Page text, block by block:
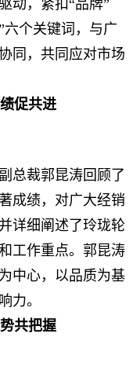
动，紧扣“品牌”
六个关键词，与广
同，共同应对市场
促共进
总裁郭昆涛回顾了
成绩，对广大经销
详细阐述了玲珑轮
工作重点。郭昆涛
中心，以品质为基
力。
共把握